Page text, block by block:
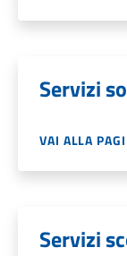
Servizi
VAI ALLA
Servizi